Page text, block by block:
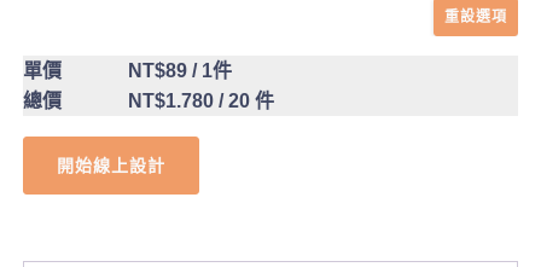
重設選項
單價 NT$89/ 1件
總價
NT$1.780/ 20 件
開始線上設計